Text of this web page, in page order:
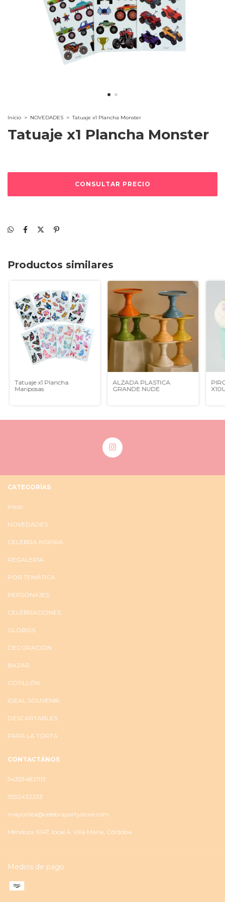
Inicio > NOVEDADES > Tatuaje x1 Plancha Monster
Tatuaje x1 Plancha Monster
Productos similares
Tatuaje x1 Plancha
Mariposas
ALZADA PLASTICA
GRANDE NUDE
CATEGORÍAS
Inicio
NOVEDADES
CELEBRA INSPIRA
REGALERIA
POR TEMÁTICA
PERSONAJES
CELEBRACIONES
GLOBOS
DECORACIÓN
BAZAR
COTILLÓN
IDEAL SOUVENIR
DESCARTABLES
PARA LA TORTA
CONTACTÁNOS
543534821113
3532432233
mayorista@celebrapartystore.com
Mendoza 1047, local 4, Villa María, Córdoba.
Medios de pago